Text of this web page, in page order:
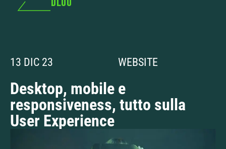
13 DIC 23 WEBSITE
Desktop, mobile e
responsiveness, tutto sulla
User Experience